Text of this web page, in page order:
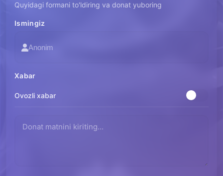
Quyidagi formani to'ldiring va donat yuboring
Ismingiz
Xabar
Ovozli xabar